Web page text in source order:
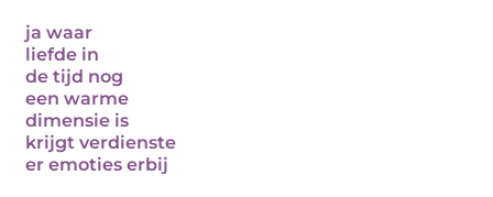
ja waar
liefde in
de tijd nog
een warme
dimensie is
krijgt verdienste
er emoties erbij